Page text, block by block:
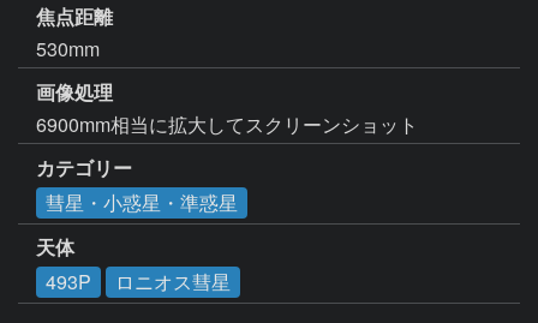
焦点距離
530mm
画像処理
6900mm相当に拡大してスクリーンショット
カテゴリー
彗星・小惑星・準惑星
天体
493P
ロニオス彗星